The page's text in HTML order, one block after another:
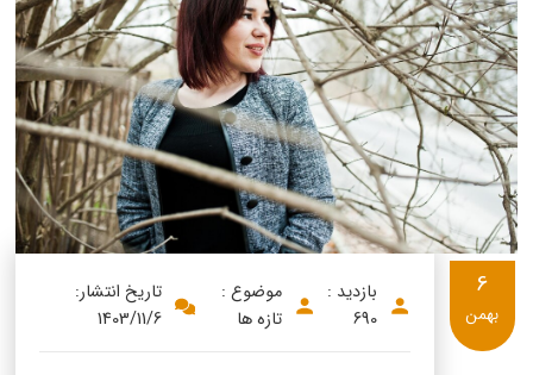
بازدید :
690
موضوع :
تازه ها
تاریخ انتشار:
1403/11/6
6
بهمن